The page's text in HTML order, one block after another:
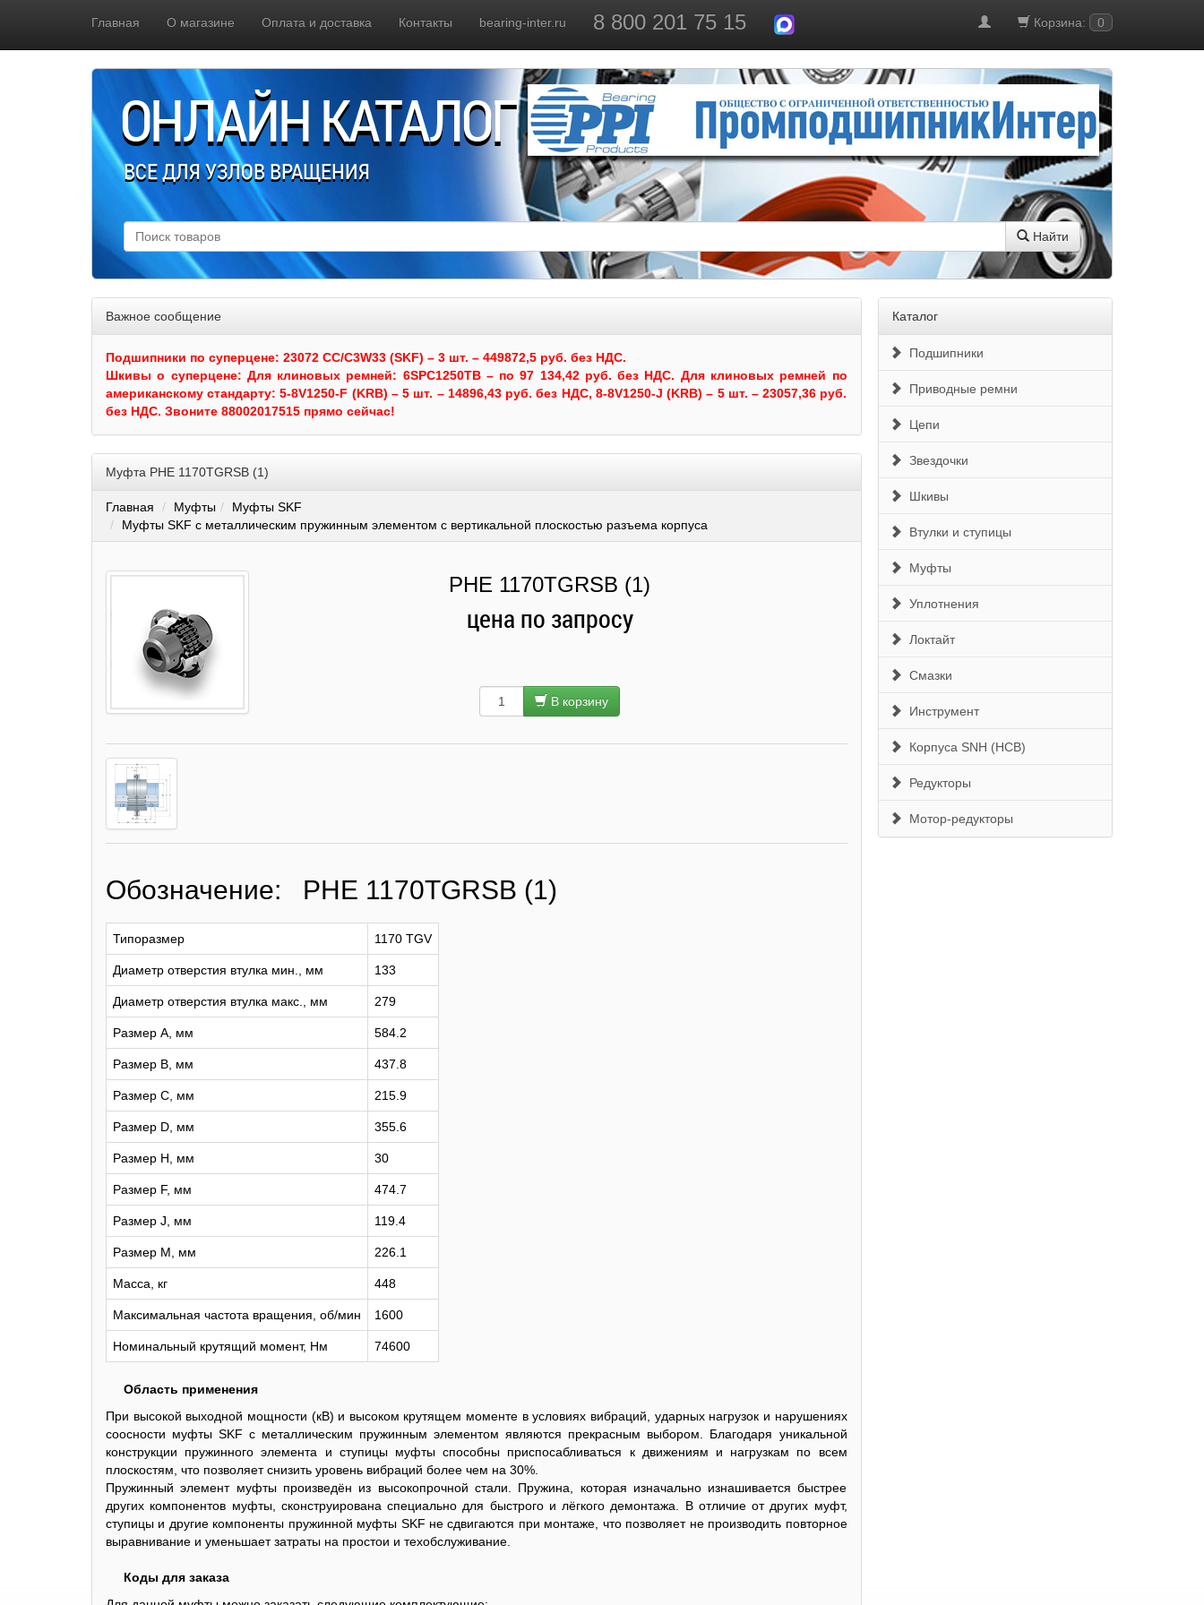
Главная О магазине Оплата и доставка Контакты bearing-inter.ru 8 800 201 75 15 Корзина: 0
ОНЛАЙН КАТАЛОГ
ВСЕ ДЛЯ УЗЛОВ ВРАЩЕНИЯ
Найти
Важное сообщение
Подшипники по суперцене: 23072 CC/C3W33 (SKF) – 3 шт. – 449872,5 руб. без НДС.
Шкивыо суперцене: Для клиновых ремней: 6SPC1250TB – по 97 134,42 руб. без НДС. Для клиновых ремней по
американскому стандарту: 5-8V1250-F (KRB) – 5 шт. – 14896,43 руб. без НДС, 8-8V1250-J (KRB) – 5 шт. – 23057,36 руб.
без НДС. Звоните 88002017515 прямо сейчас!
Муфта PHE 1170TGRSB (1)
Главная Муфты
Муфты SKF
Муфты SKF с металлическим пружинным элементом с вертикальной плоскостью разъема корпуса
PHE 1170TGRSB (1)
цена по запросу
В корзину
Обозначение: PHE 1170TGRSB (1)
Типоразмер 1170 TGV
Диаметр отверстия втулка мин., мм 133
Диаметр отверстия втулка макс., мм 279
Размер A, мм 584.2
Размер B, мм 437.8
Размер C, мм 215.9
Размер D, мм 355.6
Размер H, мм 30
Размер F, мм 474.7
Размер J, мм 119.4
Размер M, мм 226.1
Масса, кг 448
Максимальная частота вращения, об/мин 1600
Номинальный крутящий момент, Нм 74600
Область применения
При высокой выходной мощности (кВ) и высоком крутящем моменте в условиях вибраций, ударных нагрузок и нарушениях
соосности муфты SKF с металлическим пружинным элементом являются прекрасным выбором. Благодаря уникальной
конструкции пружинного элемента и ступицы муфты способны приспосабливаться к движениям и нагрузкам по всем
плоскостям, что позволяет снизить уровень вибраций более чем на 30%.
Пружинный элемент муфты произведён из высокопрочной стали. Пружина, которая изначально изнашивается быстрее
других компонентов муфты, сконструирована специально для быстрого и лёгкого демонтажа. В отличие от других муфт,
ступицы и другие компоненты пружинной муфты SKF не сдвигаются при монтаже, что позволяет не производить повторное
выравнивание и уменьшает затраты на простои и техобслуживание.
Коды для заказа
Каталог
Подшипники
Приводные ремни
Цепи
Звездочки
Шкивы
Втулки и ступицы
Муфты
Уплотнения
Локтайт
Смазки
Инструмент
Корпуса SNH (HCB)
Редукторы
Мотор-редукторы